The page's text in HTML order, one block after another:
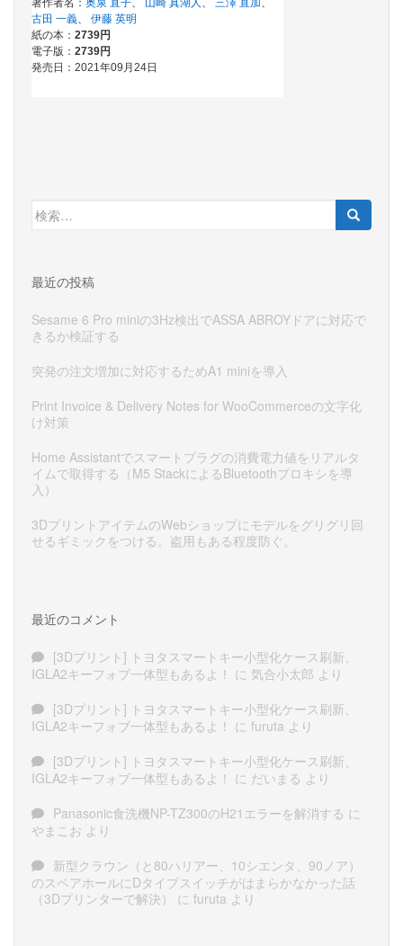
検
索:
最近の投稿
Sesame 6 Pro miniの3Hz検出でASSA ABROYドアに対応で
きるか検証する
突発の注文増加に対応するためA1 miniを導入
Print Invoice & Delivery Notes for WooCommerceの文字化
け対策
Home Assistantでスマートプラグの消費電力値をリアルタ
イムで取得する（M5 StackによるBluetoothプロキシを導
入）
3DプリントアイテムのWebショップにモデルをグリグリ回
せるギミックをつける。盗用もある程度防ぐ。
最近のコメント
[3Dプリント] トヨタスマートキー小型化ケース刷新、
IGLA2キーフォブ一体型もあるよ！ に 気合小太郎 より
[3Dプリント] トヨタスマートキー小型化ケース刷新、
IGLA2キーフォブ一体型もあるよ！ に furuta より
[3Dプリント] トヨタスマートキー小型化ケース刷新、
IGLA2キーフォブ一体型もあるよ！ に だいまる より
Panasonic食洗機NP-TZ300のH21エラーを解消する に
やまこお より
新型クラウン（と80ハリアー、10シエンタ、90ノア）
のスペアホールにDタイプスイッチがはまらかなかった話
（3Dプリンターで解決）
に furuta より